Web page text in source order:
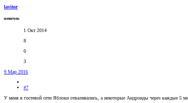
lavitor
новичок
1 Окт 2014
8
0
3
9 Мар 2016
#7
У меня в гостевой сети Яблоки отваливались, а некоторые Андроиды через каждые